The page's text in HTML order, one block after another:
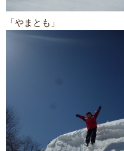
「やまとも」